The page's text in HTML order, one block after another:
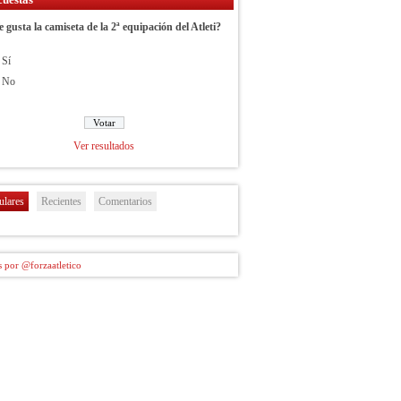
gusta la camiseta de la 2ª equipación del Atleti?
Sí
No
Ver resultados
Recientes Comentarios
por @forzaatletico